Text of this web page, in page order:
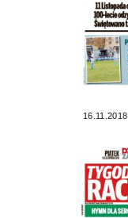
16.11.2018